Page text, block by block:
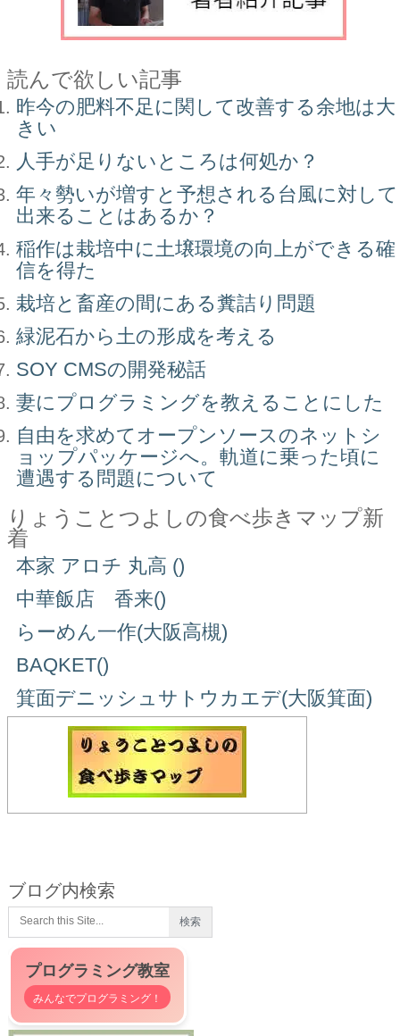
読んで欲しい記事
昨今の肥料不足に関して改善する余地は大
きい
人手が足りないところは何処か？
年々勢いが増すと予想される台風に対して
出来ることはあるか？
稲作は栽培中に土壌環境の向上ができる確
信を得た
栽培と畜産の間にある糞詰り問題
緑泥石から土の形成を考える
SOY CMSの開発秘話
妻にプログラミングを教えることにした
自由を求めてオープンソースのネットシ
ョップパッケージへ。軌道に乗った頃に
遭遇する問題について
りょうことつよしの食べ歩きマップ新
着
本家 アロチ 丸高 ()
中華飯店 香来()
らーめん一作(大阪高槻)
BAQKET()
箕面デニッシュサトウカエデ(大阪箕面)
ブログ内検索
プログラミング教室
みんなでプログラミング！